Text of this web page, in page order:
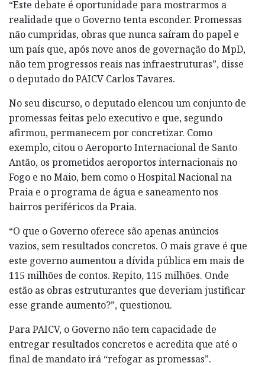
“Este debate é oportunidade para mostrarmos a
realidade que o Governo tenta esconder. Promessas
não cumpridas, obras que nunca saíram do papel e
um país que, após nove anos de governação do MpD,
não tem progressos reais nas infraestruturas”, disse
o deputado do PAICV Carlos Tavares.
No seu discurso, o deputado elencou um conjunto de
promessas feitas pelo executivo e que, segundo
afirmou, permanecem por concretizar. Como
exemplo, citou o Aeroporto Internacional de Santo
Antão, os prometidos aeroportos internacionais no
Fogo e no Maio, bem como o Hospital Nacional na
Praia e o programa de água e saneamento nos
bairros periféricos da Praia.
“O que o Governo oferece são apenas anúncios
vazios, sem resultados concretos. O mais grave é que
este governo aumentou a dívida pública em mais de
115 milhões de contos. Repito, 115 milhões. Onde
estão as obras estruturantes que deveriam justificar
esse grande aumento?”, questionou.
Para PAICV, o Governo não tem capacidade de
entregar resultados concretos e acredita que até o
final de mandato irá “refogar as promessas”.